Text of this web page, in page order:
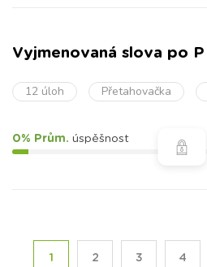
Vyjmenovaná slova po P
12 úloh Přetahovačka
0% Prům. úspěšnost
1 2 3 4